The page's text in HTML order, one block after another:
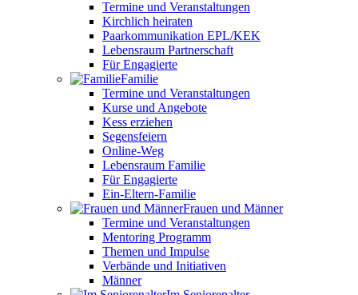
Termine und Veranstaltungen
Kirchlich heiraten
Paarkommunikation EPL/KEK
Lebensraum Partnerschaft
Für Engagierte
Familie
Termine und Veranstaltungen
Kurse und Angebote
Kess erziehen
Segensfeiern
Online-Weg
Lebensraum Familie
Für Engagierte
Ein-Eltern-Familie
Frauen und Männer
Termine und Veranstaltungen
Mentoring Programm
Themen und Impulse
Verbände und Initiativen
Männer